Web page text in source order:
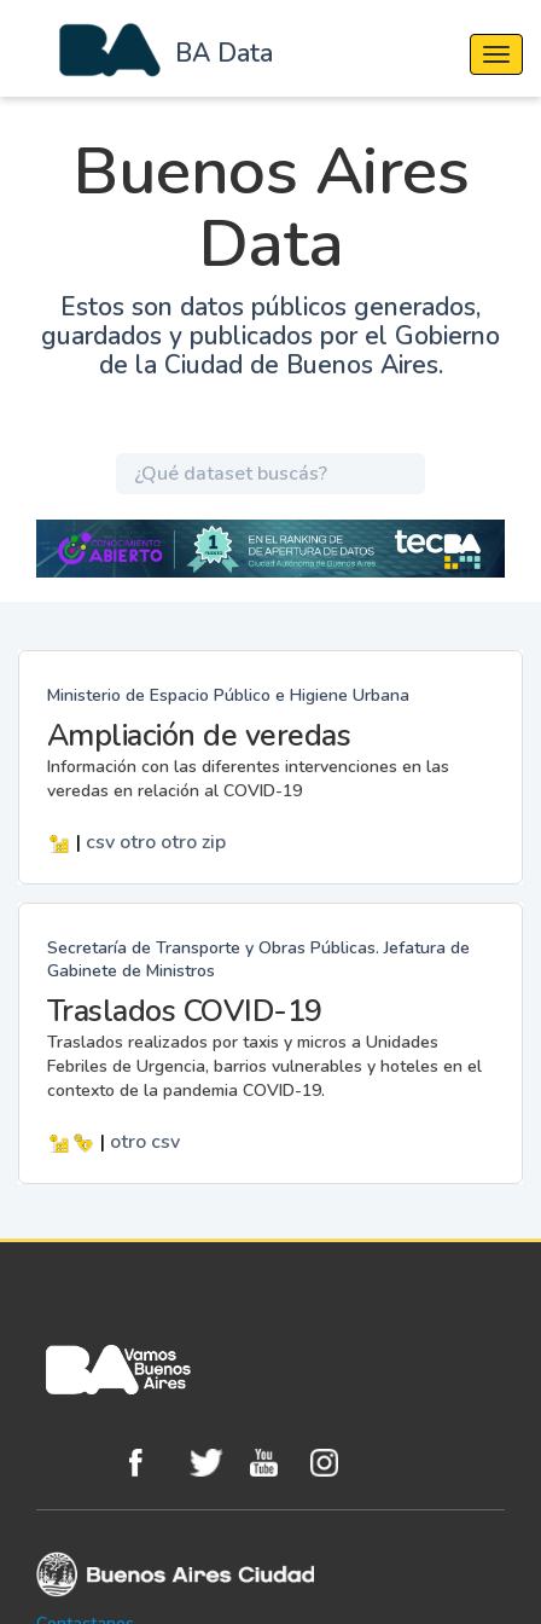
BA Data
Buenos Aires
Data
Estos son datos públicos generados,
guardados y publicados por el Gobierno
de la Ciudad de Buenos Aires.
Ministerio de Espacio Público e Higiene Urbana
Ampliación de veredas
Información con las diferentes intervenciones en las
veredas en relación al COVID-19
| csv otro otro zip
Secretaría de Transporte y Obras Públicas. Jefatura de
Gabinete de Ministros
Traslados COVID-19
Traslados realizados por taxis y micros a Unidades
Febriles de Urgencia, barrios vulnerables y hoteles en el
contexto de la pandemia COVID-19.
| otro csv